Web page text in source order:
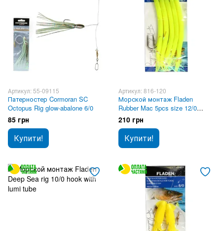
Артикул: 55-09115
Патерностер Cormoran SC
Octopus Rig glow-abalone 6/0
85 грн
Купити!
Артикул: 816-120
Морской монтаж Fladen
Rubber Mac 5pcs size 12/0
Luminous
210 грн
Купити!